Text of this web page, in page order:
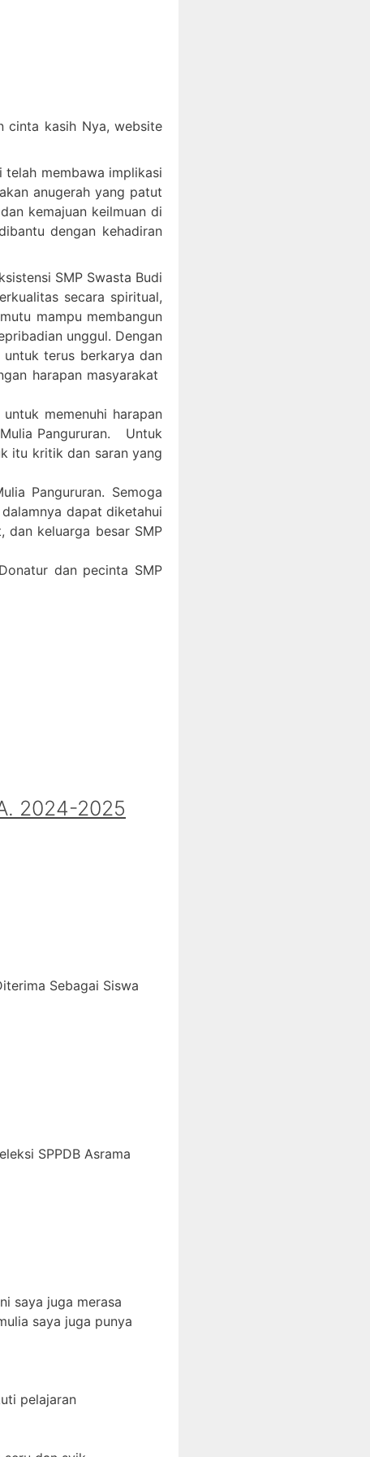
cinta kasih Nya, website
telah membawa implikasi
anugerah yang patut
kemajuan keilmuan di
dengan kehadiran
SMP Swasta Budi
secara spiritual,
mampu membangun
unggul. Dengan
untuk terus berkarya dan
harapan masyarakat
memenuhi harapan
Pangururan. Untuk
itu kritik dan saran yang
Pangururan. Semoga
dapat diketahui
dan keluarga besar SMP
dan pecinta SMP
2024-2025
Sebagai Siswa
SPPDB Asrama
saya juga merasa
saya juga punya
pelajaran